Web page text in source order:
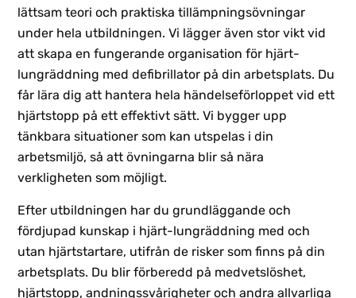
lättsam teori och praktiska tillämpningsövningar
under hela utbildningen. Vi lägger även stor vikt vid
att skapa en fungerande organisation för hjärt-
lungräddning med defibrillator på din arbetsplats. Du
får lära dig att hantera hela händelseförloppet vid ett
hjärtstopp på ett effektivt sätt. Vi bygger upp
tänkbara situationer som kan utspelas i din
arbetsmiljö, så att övningarna blir så nära
verkligheten som möjligt.
Efter utbildningen har du grundläggande och
fördjupad kunskap i hjärt-lungräddning med och
utan hjärtstartare, utifrån de risker som finns på din
arbetsplats. Du blir förberedd på medvetslöshet,
hjärtstopp, andningssvårigheter och andra allvarliga